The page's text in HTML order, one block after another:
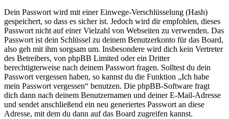
Dein Passwort wird mit einer Einwege-Verschlüsselung (Hash)
gespeichert, so dass es sicher ist. Jedoch wird dir empfohlen, dieses
Passwort nicht auf einer Vielzahl von Webseiten zu verwenden. Das
Passwort ist dein Schlüssel zu deinem Benutzerkonto für das Board,
also geh mit ihm sorgsam um. Insbesondere wird dich kein Vertreter
des Betreibers, von phpBB Limited oder ein Dritter
berechtigterweise nach deinem Passwort fragen. Solltest du dein
Passwort vergessen haben, so kannst du die Funktion „Ich habe
mein Passwort vergessen“ benutzen. Die phpBB-Software fragt
dich dann nach deinem Benutzernamen und deiner E-Mail-Adresse
und sendet anschließend ein neu generiertes Passwort an diese
Adresse, mit dem du dann auf das Board zugreifen kannst.